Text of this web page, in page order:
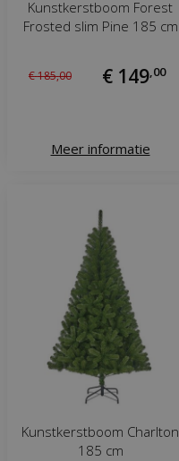
Kunstkerstboom Forest
Frosted slim Pine 185 cm
€185,00 € 149, 00
Meer informatie
Kunstkerstboom Charlton
185 cm